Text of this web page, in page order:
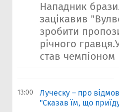
Нападник
зацікавив
зробити
річного
став чемпіоном
13:00
Луческу – про
"Сказав їм, що